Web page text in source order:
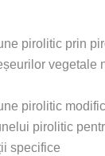
pirolitic prin
vegetale
pirolitic
pirolitic
specifice